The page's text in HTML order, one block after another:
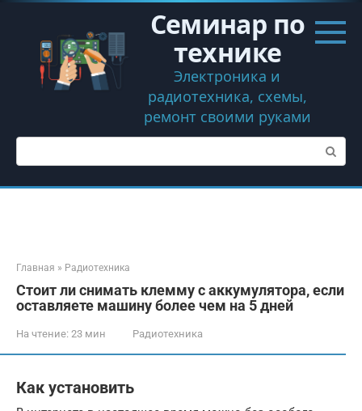
Перейти
контенту
Семинар по
технике
Электроника и
радиотехника, схемы,
ремонт своими руками
Поиск:
Главная » Радиотехника
Стоит ли снимать клемму с аккумулятора, если
оставляете машину более чем на 5 дней
На чтение: 23 мин Радиотехника
Как установить